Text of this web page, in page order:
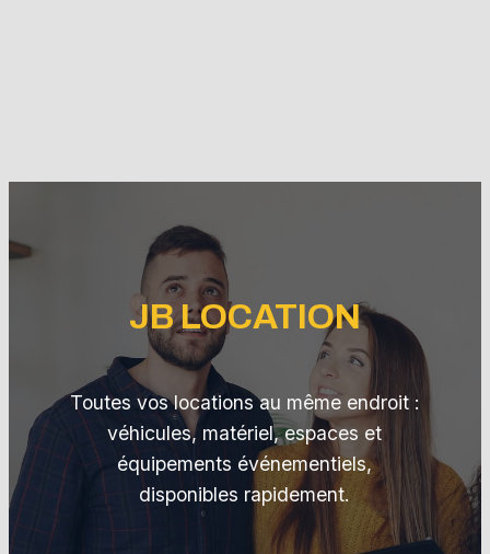
JB LOCATION
Toutes vos locations au même endroit :
véhicules, matériel, espaces et
équipements événementiels,
disponibles rapidement.